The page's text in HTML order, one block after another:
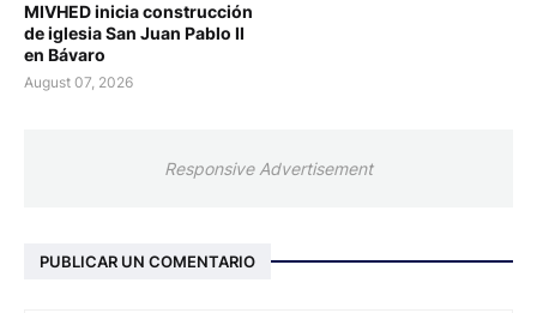
MIVHED inicia construcción
de iglesia San Juan Pablo II
en Bávaro
August 07, 2026
Responsive Advertisement
PUBLICAR UN COMENTARIO